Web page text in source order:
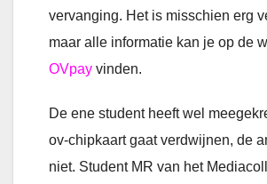
vervanging. Het is misschien erg
maar alle informatie kan je op de
OVpay vinden.
De ene student heeft wel
ov-chipkaart gaat verdwijnen, de
niet. Student MR van het